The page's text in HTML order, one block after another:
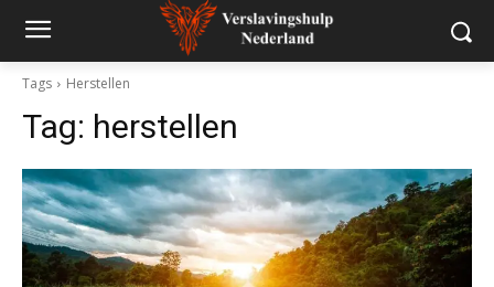
Tags Herstellen
Tag: herstellen